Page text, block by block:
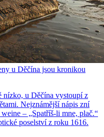
u Děčína jsou kronikou
nízko, u Děčína vystoupí z
Nejznámější nápis zní
– „Spatříš-li mne, plač.“
poselství z roku 1616.